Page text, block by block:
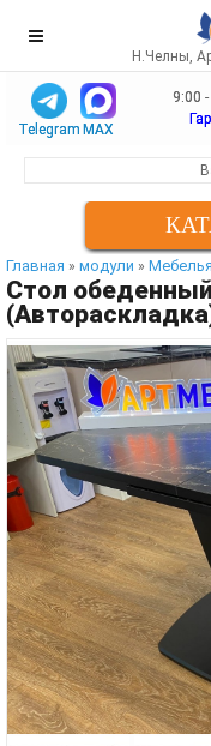
Н.Челны,
Telegram MAX
9:00
Главная » модули »
Стол